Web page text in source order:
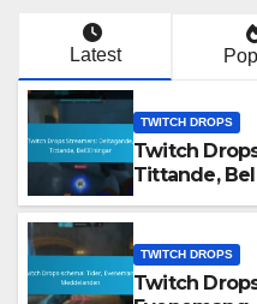
Latest
TWITCH DROPS
Twitch
Tittande,
TWITCH DROPS
Twitch